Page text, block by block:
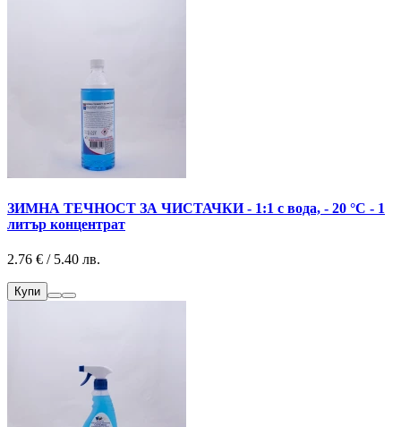
ЗИМНА ТЕЧНОСТ ЗА ЧИСТАЧКИ - 1:1 с вода, - 20 °С - 1
литър концентрат
2.76 € / 5.40 лв.
Купи